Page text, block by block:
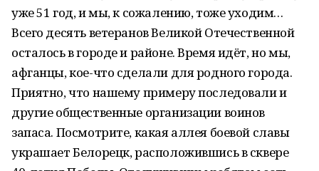
уже 51 год, и мы, к сожалению, тоже уходим…
Всего десять ветеранов Великой Отечественной
осталось в городе и районе. Время идёт, но мы,
афганцы, кое-что сделали для родного города.
Приятно, что нашему примеру последовали и
другие общественные организации воинов
запаса. Посмотрите, какая аллея боевой славы
украшает Белорецк, расположившись в сквере